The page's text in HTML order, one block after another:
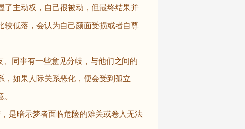
了主动权，自己很被动，但最终结果并
较低落，会认为自己颜面受损或者自尊
、同事有一些意见分歧，与他们之间的
，如果人际关系恶化，便会受到孤立
是暗示梦者面临危险的难关或卷入无法